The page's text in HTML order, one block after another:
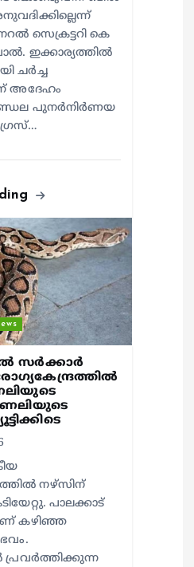
സെക്രട്ടറി കെ
ഇക്കാര്യത്തിൽ
ചർച്ച
അദേഹം
പുനർനിർണയ
സര്‍ക്കാര്‍
നഴ്സിന്
പാലക്കാട്
കഴിഞ്ഞ
പ്രവര്‍ത്തിക്കുന്ന